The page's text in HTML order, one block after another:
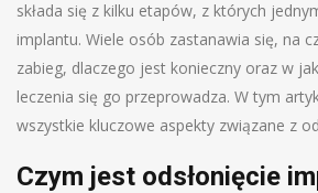
składa się z kilku etapów, z których
implantu. Wiele osób zastanawia się, na
zabieg, dlaczego jest konieczny oraz w
leczenia się go przeprowadza. W tym
wszystkie kluczowe aspekty związane z
Czym jest odsłonięcie